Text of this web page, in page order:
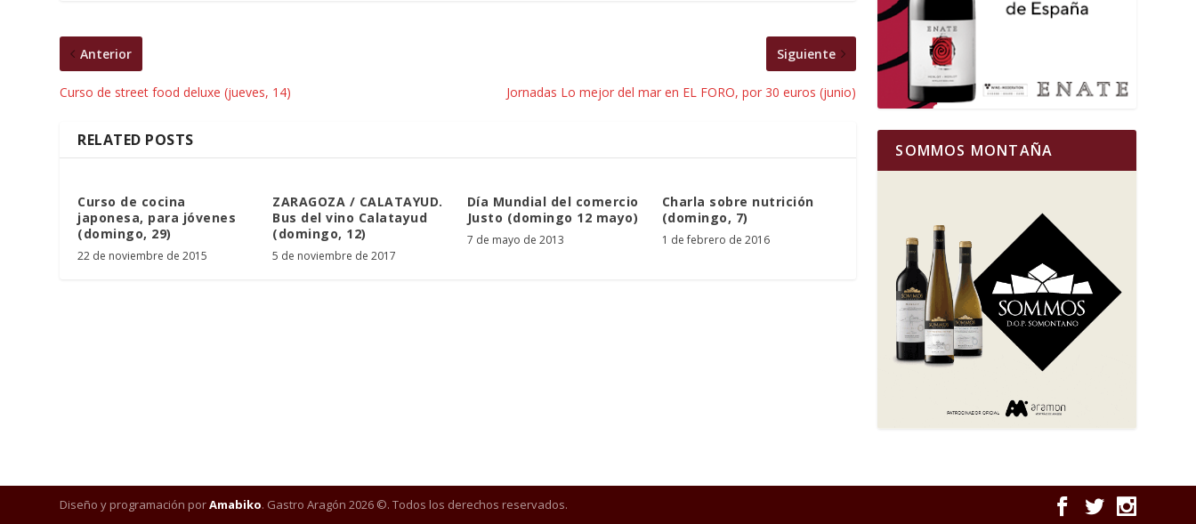
Anterior
Curso de street food deluxe (jueves, 14)
Siguiente
Jornadas Lo mejor del mar en EL FORO, por 30 euros (junio)
RELATED POSTS
Curso de cocina
japonesa, para jóvenes
(domingo, 29)
22 de noviembre de 2015
ZARAGOZA / CALATAYUD.
Bus del vino Calatayud
(domingo, 12)
5 de noviembre de 2017
Día Mundial del comercio
Justo (domingo 12 mayo)
7 de mayo de 2013
Charla sobre nutrición
(domingo, 7)
1 de febrero de 2016
SOMMOS MONTAÑA
Diseño y programación porAmabiko. Gastro Aragón 2026 ©. Todos los derechos reservados.